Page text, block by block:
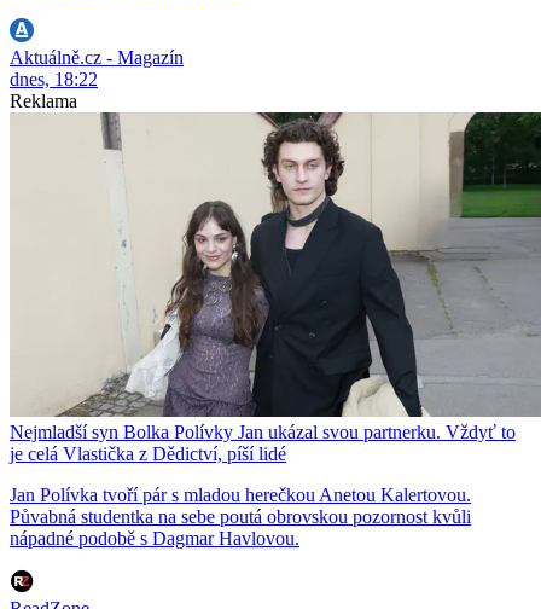
Aktuálně.cz - Magazín
dnes, 18:22
Reklama
Nejmladší syn Bolka Polívky Jan ukázal svou partnerku. Vždyť to
je celá Vlastička z Dědictví, píší lidé
Jan Polívka tvoří pár s mladou herečkou Anetou Kalertovou.
Půvabná studentka na sebe poutá obrovskou pozornost kvůli
nápadné podobě s Dagmar Havlovou.